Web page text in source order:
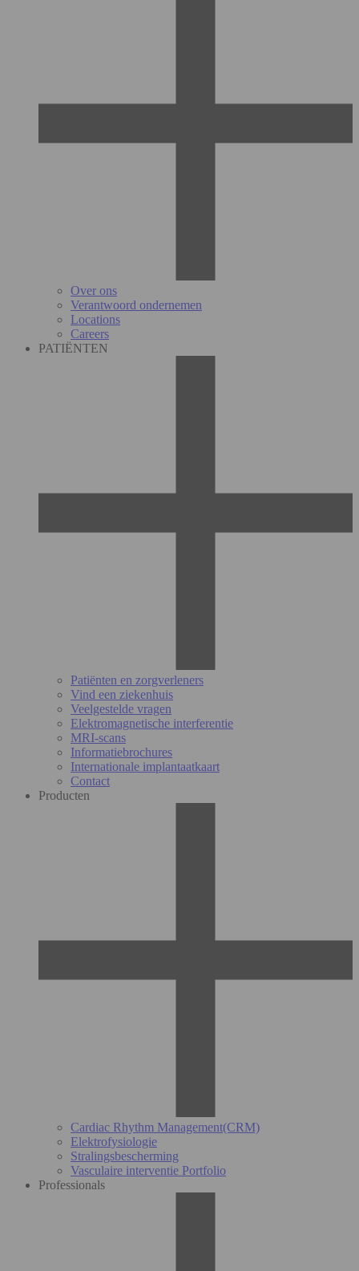
Over ons
Verantwoord ondernemen
Locations
Careers
PATIËNTEN
Patiënten en zorgverleners
Vind een ziekenhuis
Veelgestelde vragen
Elektromagnetische interferentie
MRI-scans
Informatiebrochures
Internationale implantaatkaart
Contact
Producten
Cardiac Rhythm Management(CRM)
Elektrofysiologie
Stralingsbescherming
Vasculaire interventie Portfolio
Professionals